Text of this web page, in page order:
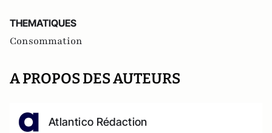
THEMATIQUES
Consommation
A PROPOS DES AUTEURS
Atlantico Rédaction